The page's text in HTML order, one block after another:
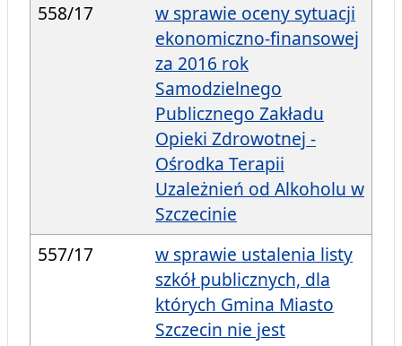
558/17
w sprawie oceny sytuacji
ekonomiczno-finansowej
za 2016 rok
Samodzielnego
Publicznego Zakładu
Opieki Zdrowotnej -
Ośrodka Terapii
Uzależnień od Alkoholu w
Szczecinie
557/17
w sprawie ustalenia listy
szkół publicznych, dla
których Gmina Miasto
Szczecin nie jest